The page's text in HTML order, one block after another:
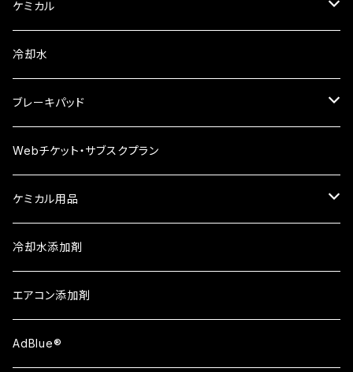
レーシング
レーシング 漆黒
ケミカル
ヤマルーブ
クリーンワックス
冷却水
ブレーキパッド
Winmax
APシリーズ
ATシリーズ①
Webチケット・サブスクプラン
ケミカル用品
Berryman
冷却水添加剤
エアコン添加剤
AdBlue®